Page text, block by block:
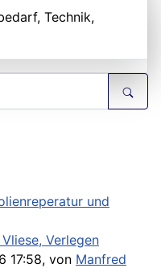
Technik,
und
Verlegen
17:58, von Manfred